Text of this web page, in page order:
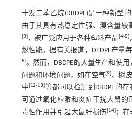
十溴二苯乙烷(DBDPE)是一种新型
由于其具有热稳定性强、溴含量较
[3]，被广泛应用于各种塑料产品[4-5]
燃性能。据有关报道，DBDPE产量
8]。然而，DBDPE的大量生产和使
问题和环境问题，如在空气[9]、树皮
中[12-13]等都可以检测到DBDPE的存
可通过氧化应激和炎症干扰大鼠的
毒性作用并引起大鼠肝损伤 [14]；在